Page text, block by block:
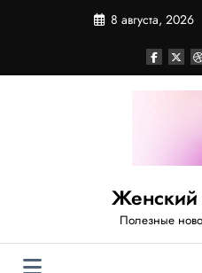
8 августа, 2026
Полезные